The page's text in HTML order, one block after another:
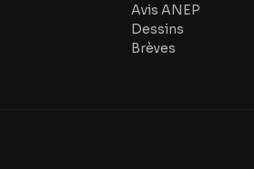
Avis ANEP
Dessins
Brèves